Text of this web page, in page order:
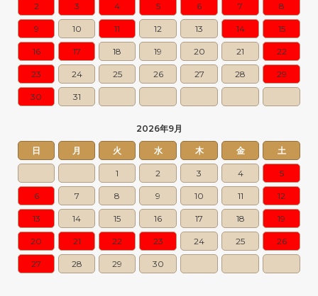
2 3 4 5 6 7 8
9 10 11 12 13 14 15
16 17 18 19 20 21 22
23 24 25 26 27 28 29
30 31
2026年9月
日 月 火 水 木 金 土
1 2 3 4 5
6 7 8 9 10 11 12
13 14 15 16 17 18 19
20 21 22 23 24 25 26
27 28 29 30